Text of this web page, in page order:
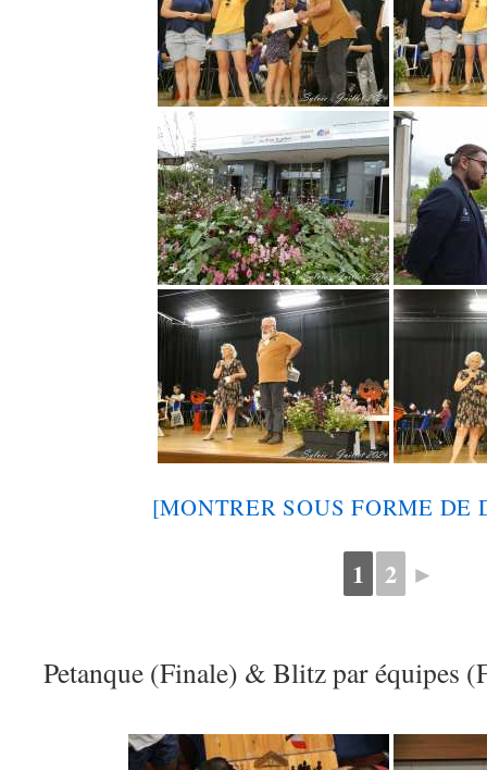
[MONTRER SOUS FORME
1 2 ►
Petanque (Finale) & Blitz par équipes